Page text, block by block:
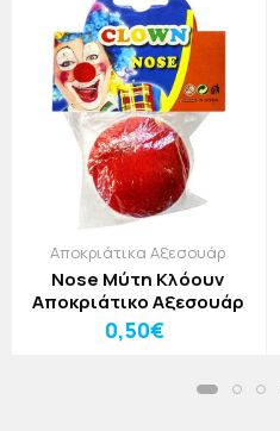
Αποκριάτικα Αξεσουάρ
Nose Μύτη Κλόουν
Αποκριάτικο Αξεσουάρ
0,50€